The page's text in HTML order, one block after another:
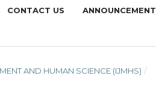
CONTACT US
AND HUMAN SCIENCE (IJMHS) /